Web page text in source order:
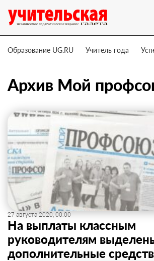
Образование UG.RU Учитель года
Архив Мой
27 августа 2020, 00:00
На выплаты классным
руководителям
дополнительные